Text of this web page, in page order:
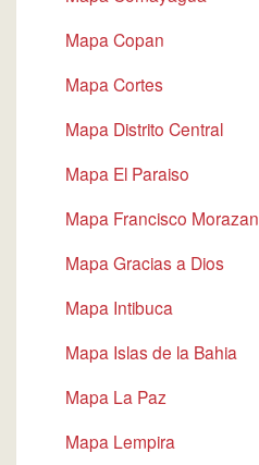
Mapa Copan
Mapa Cortes
Mapa Distrito Central
Mapa El Paraiso
Mapa Francisco Morazan
Mapa Gracias a Dios
Mapa Intibuca
Mapa Islas de la Bahia
Mapa La Paz
Mapa Lempira